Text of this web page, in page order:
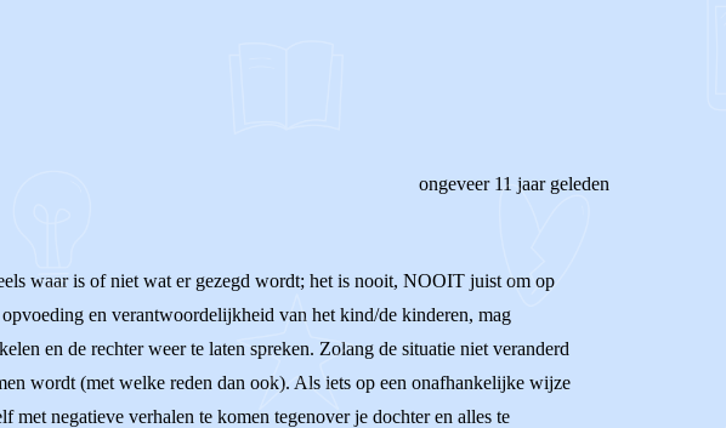
ongeveer 11 jaar geleden
waar is of niet wat er gezegd wordt; het is nooit, NOOIT juist om op
en verantwoordelijkheid van het kind/de kinderen, mag
en de rechter weer te laten spreken. Zolang de situatie niet veranderd
wordt (met welke reden dan ook). Als iets op een onafhankelijke wijze
negatieve verhalen te komen tegenover je dochter en alles te